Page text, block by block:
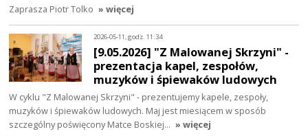
Zaprasza Piotr Tolko » więcej
2026-05-11, godz. 11:34
[9.05.2026] "Z Malowanej Skrzyni" -
prezentacja kapel, zespołów,
muzyków i śpiewaków ludowych
W cyklu "Z Malowanej Skrzyni" - prezentujemy kapele, zespoły,
muzyków i śpiewaków ludowych. Maj jest miesiącem w sposób
szczególny poświęcony Matce Boskiej… » więcej